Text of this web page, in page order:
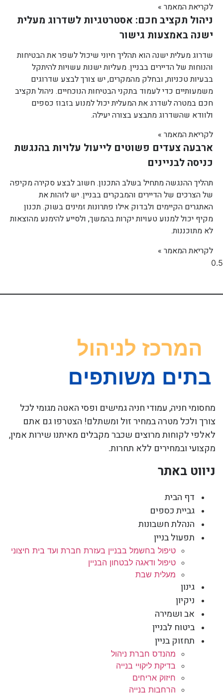
לקריאת המאמר »
ניהול תקציב חכם: אסטרטגיות לשדרוג מעלית
ישנה באמצעות גישור
שדרוג מעלית ישנה הוא תהליך חיוני שיכול לשפר את הבטיחות
והנוחות של הדיירים בבניין. מעליות ישנות עשויות להיתקל
בבעיות טכניות, ובחלק מהמקרים, יש צורך לבצע שדרוגים
משמעותיים כדי לעמוד בתקני הבטיחות הנוכחיים. ניהול תקציב
חכם במטרה לשדרג את המעלית יכול למנוע בזבוז כספים
ולוודא שהשדרוג מתבצע בצורה יעילה.
לקריאת המאמר »
ארבעה צעדים פשוטים לייעול עלויות בהנגשת
כניסה לבניינים
תהליך ההנגשה מתחיל בשלב התכנון. חשוב לבצע סקירה מקיפה
של הצרכים של הדיירים והמבקרים בבניין. יש לזהות את
האתגרים הקיימים ולבדוק אילו פתרונות זמינים בשוק. תכנון
מקיף יכול למנוע טעויות יקרות בהמשך, ולסייע להימנע מהוצאות
לא מתוכננות.
לקריאת המאמר »
מחסומי חניה, עמודי חניה גמישים ופסי האטה מגומי לכל
צורך ולכל מטרה במחיר זול ומשתלם! הצטרפו גם אתם
לאלפי לקוחות מרוצים שכבר מקבלים מאיתנו שירות אמין,
מקצועי ובמחירים ללא תחרות.
ניווט באתר
דף הבית
גביית כספים
הנהלת חשבונות
תפעול בניין
טיפול בחשמל בבניין בעזרת חברת ועד בית חיצוני
טיפול ודאגה לבטחון הבניין
מעלית שבת
גינון
ניקיון
אב ושמירה
ביטוח לבניין
תחזוק בניין
מהנדס חברת ניהול
בדיקת ליקויי בנייה
חיזוק אריחים
הרחבות בנייה